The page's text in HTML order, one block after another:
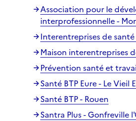
Association pour le
interprofessionnelle -
Interentreprises de
Maison interentreprises
Prévention santé et
Santé BTP Eure - Le Vieil
Santé BTP - Rouen
Santra Plus - Gonfreville